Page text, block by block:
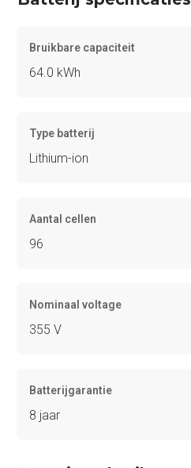
Bruikbare capaciteit
64.0 kWh
Type batterij
Lithium-ion
Aantal cellen
96
Nominaal voltage
355 V
Batterijgarantie
8 jaar